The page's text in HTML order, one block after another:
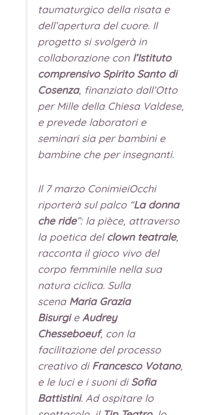
taumaturgico della risata e
dell’apertura del cuore. Il
progetto si svolgerà in
collaborazione con l’Istituto
comprensivo Spirito Santo di
Cosenza, finanziato dall’Otto
per Mille della Chiesa Valdese,
e prevede laboratori e
seminari sia per bambini e
bambine che per insegnanti.
Il 7 marzo ConimieiOcchi
riporterà sul palco “La donna
che ride”: la pièce, attraverso
la poetica del clown teatrale,
racconta il gioco vivo del
corpo femminile nella sua
natura ciclica. Sulla
scena Maria Grazia
BisurgieAudrey
Chesseboeuf, con la
facilitazione del processo
creativo di Francesco Votano,
e le luci e i suoni diSofia
Battistini. Ad ospitare lo